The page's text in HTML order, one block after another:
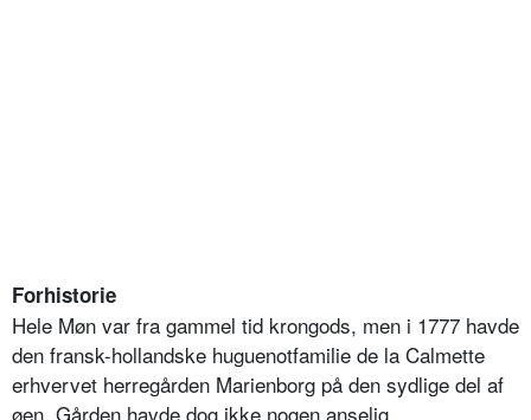
Forhistorie
Hele Møn var fra gammel tid krongods, men i 1777 havde
den fransk-hollandske huguenotfamilie de la Calmette
erhvervet herregården Marienborg på den sydlige del af
øen. Gården havde dog ikke nogen anselig